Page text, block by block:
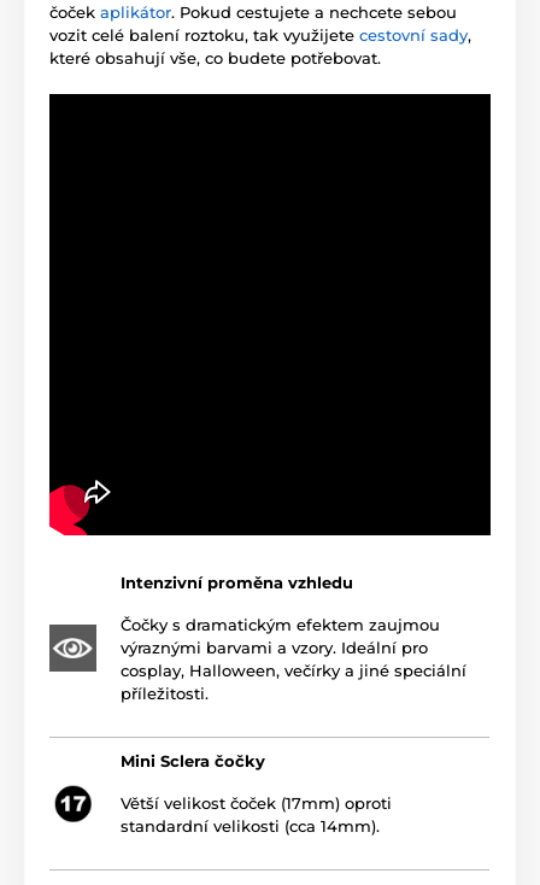
čoček aplikátor. Pokud cestujete a nechcete sebou
vozit celé balení roztoku, tak využijete cestovní sady,
které obsahují vše, co budete potřebovat.
Intenzivní proměna vzhledu
Čočky s dramatickým efektem zaujmou
výraznými barvami a vzory. Ideální pro
cosplay, Halloween, večírky a jiné speciální
příležitosti.
Mini Sclera čočky
Větší velikost čoček (17mm) oproti
standardní velikosti (cca 14mm).